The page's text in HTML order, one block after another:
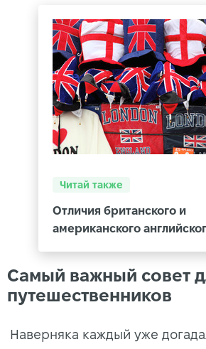
Читай также
Отличия британского и
американского
Самый важный совет
путешественников
Наверняка каждый уже